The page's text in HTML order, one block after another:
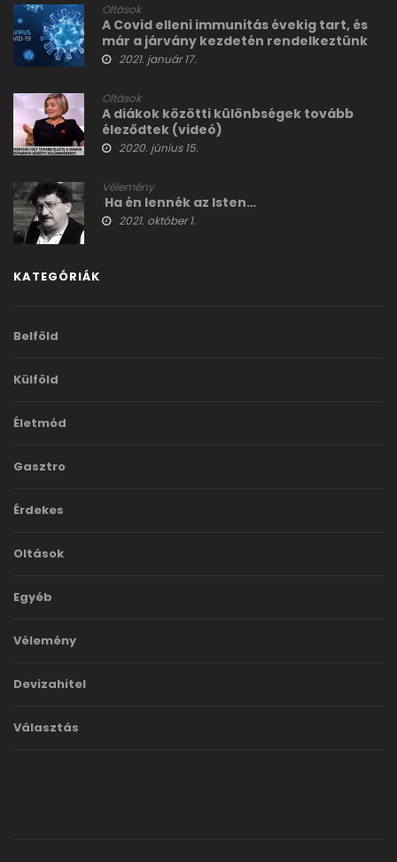
Oltások
A Covid elleni immunitás évekig tart, és
már a járvány kezdetén rendelkeztünk
az elemeivel
2021. január 17.
Oltások
A diákok közötti különbségek tovább
éleződtek (videó)
2020. június 15.
Vélemény
Ha én lennék az Isten…
2021. október 1.
KATEGÓRIÁK
Belföld
Külföld
Életmód
Gasztro
Érdekes
Oltások
Egyéb
Vélemény
Devizahitel
Választás